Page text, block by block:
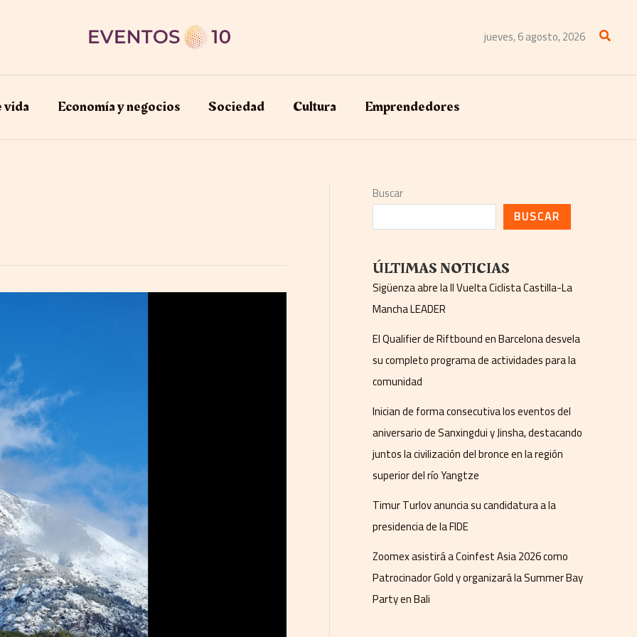
jueves, 6 agosto, 2026 Buscar
vida Economía y negocios​ Sociedad Cultura Emprendedores
Buscar
BUSCAR
ÚLTIMAS NOTICIAS
Sigüenza abre la II Vuelta Ciclista Castilla-La
Mancha LEADER
El Qualifier de Riftbound en Barcelona desvela
su completo programa de actividades para la
comunidad
Inician de forma consecutiva los eventos del
aniversario de Sanxingdui y Jinsha, destacando
juntos la civilización del bronce en la región
superior del río Yangtze
Timur Turlov anuncia su candidatura a la
presidencia de la FIDE
Zoomex asistirá a Coinfest Asia 2026 como
Patrocinador Gold y organizará la Summer Bay
Party en Bali